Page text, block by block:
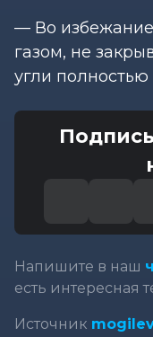
— Во
газом, не
угли полностью
Напишите в наш
есть интересная
Источник